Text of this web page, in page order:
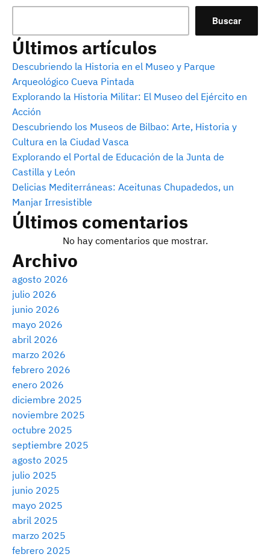
Buscar
Últimos artículos
Descubriendo la Historia en el Museo y Parque
Arqueológico Cueva Pintada
Explorando la Historia Militar: El Museo del Ejército en
Acción
Descubriendo los Museos de Bilbao: Arte, Historia y
Cultura en la Ciudad Vasca
Explorando el Portal de Educación de la Junta de
Castilla y León
Delicias Mediterráneas: Aceitunas Chupadedos, un
Manjar Irresistible
Últimos comentarios
No hay comentarios que mostrar.
Archivo
agosto 2026
julio 2026
junio 2026
mayo 2026
abril 2026
marzo 2026
febrero 2026
enero 2026
diciembre 2025
noviembre 2025
octubre 2025
septiembre 2025
agosto 2025
julio 2025
junio 2025
mayo 2025
abril 2025
marzo 2025
febrero 2025